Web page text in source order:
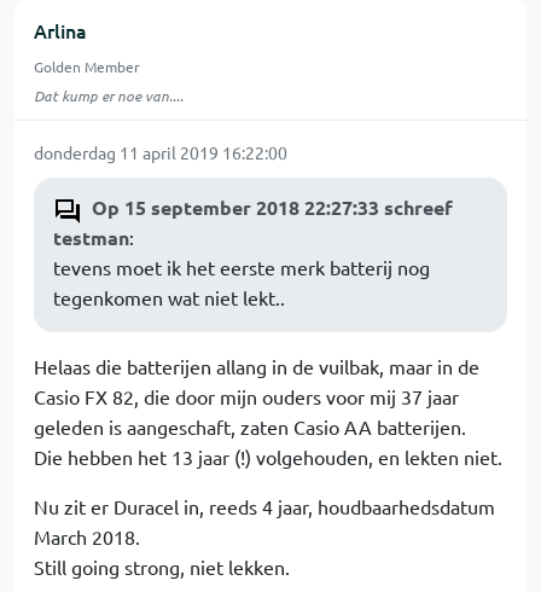
Arlina
Golden Member
Dat kump er noe van....
donderdag 11 april 2019 16:22:00
Op 15 september 2018 22:27:33 schreef
testman:
tevens moet ik het eerste merk batterij nog
tegenkomen wat niet lekt..
Helaas die batterijen allang in de vuilbak, maar in de
Casio FX 82, die door mijn ouders voor mij 37 jaar
geleden is aangeschaft, zaten Casio AA batterijen.
Die hebben het 13 jaar (!) volgehouden, en lekten niet.
Nu zit er Duracel in, reeds 4 jaar, houdbaarhedsdatum
March 2018.
Still going strong, niet lekken.